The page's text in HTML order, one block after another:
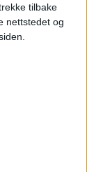
tilbake
nettstedet og